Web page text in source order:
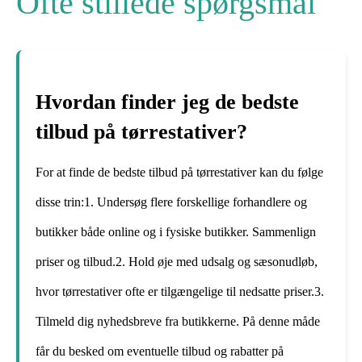
Hvordan finder jeg de bedste
tilbud på tørrestativer?
For at finde de bedste tilbud på tørrestativer kan du følge
disse trin:1. Undersøg flere forskellige forhandlere og
butikker både online og i fysiske butikker. Sammenlign
priser og tilbud.2. Hold øje med udsalg og sæsonudløb,
hvor tørrestativer ofte er tilgængelige til nedsatte priser.3.
Tilmeld dig nyhedsbreve fra butikkerne. På denne måde
får du besked om eventuelle tilbud og rabatter på